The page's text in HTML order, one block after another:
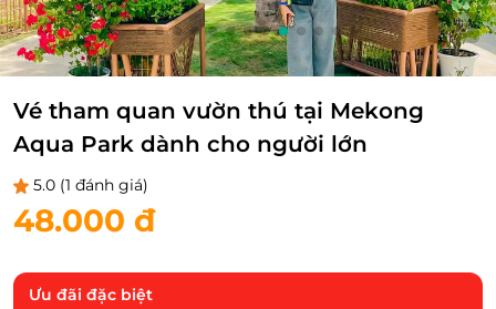
9/13
Vé tham quan vườn thú tại Mekong
Aqua Park dành cho người lớn
5.0 (1 đánh giá)
48.000 đ
Ưu đãi đặc biệt